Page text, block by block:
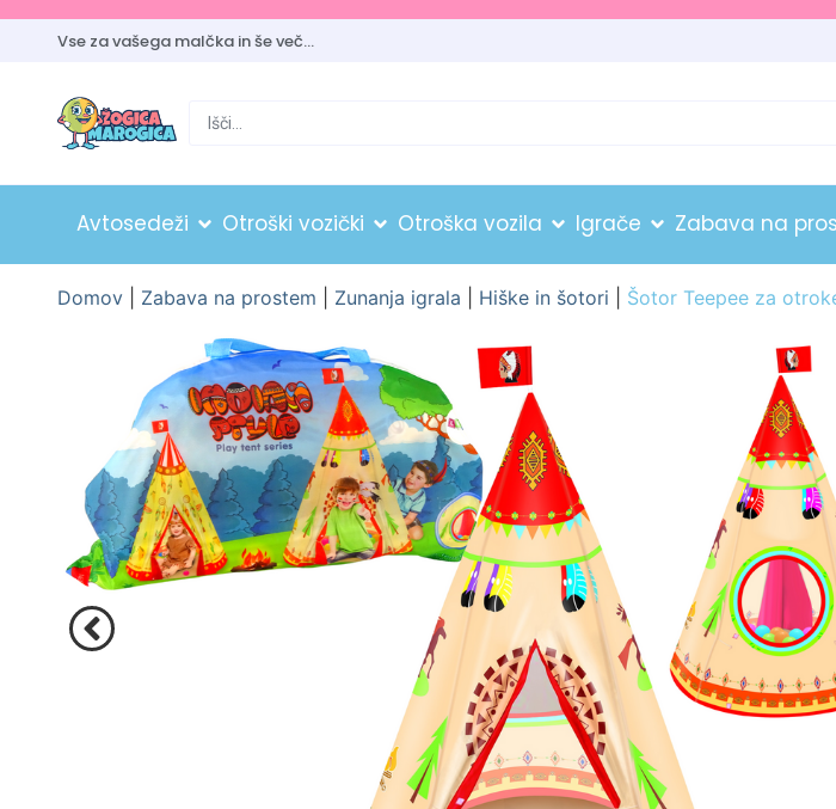
Vse za vašega malčka in še več…
Avtosedeži Otroški vozički Otroška vozila Igrače Zabava na
Domov Zabava na prostem Zunanja igrala Hiške in šotori Šotor Teepee za